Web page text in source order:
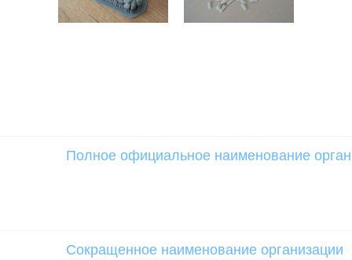
Полное официальное наименование
Сокращенное наименование организации